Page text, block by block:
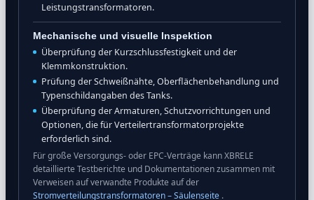
Leistungstransformatoren.
Mechanische und visuelle Inspektion
Überprüfung der Kurzschlussfestigkeit und der
Klemmkonstruktion.
Prüfung der Schweißnähte, Oberflächenbehandlung und
Typenschildangaben des Tanks.
Überprüfung der Armaturen, Schutzvorrichtungen und
Optionen, die für Verteilertransformatorprojekte
erforderlich sind.
Für große Versorgungs- oder EPC-Verträge kann XBRELE
detaillierte Testberichte und Dokumentationen zusammen mit
Verweisen auf verwandte Produkte auf der
Stromverteilungstransformatoren – Säulenseite .